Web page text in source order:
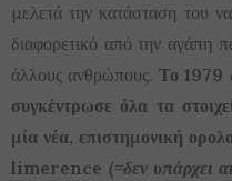
μελετά την κατάσταση του
διαφορετικό από την αγάπη
άλλους ανθρώπους.Το 1979
συγκέντρωσε όλα τα
μία νέα, επιστημονική
limerence (=δεν υπάρχει